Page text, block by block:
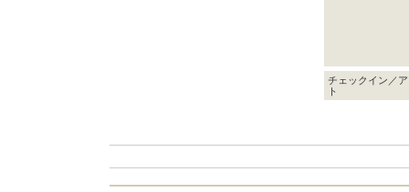
チェックイン／
ト